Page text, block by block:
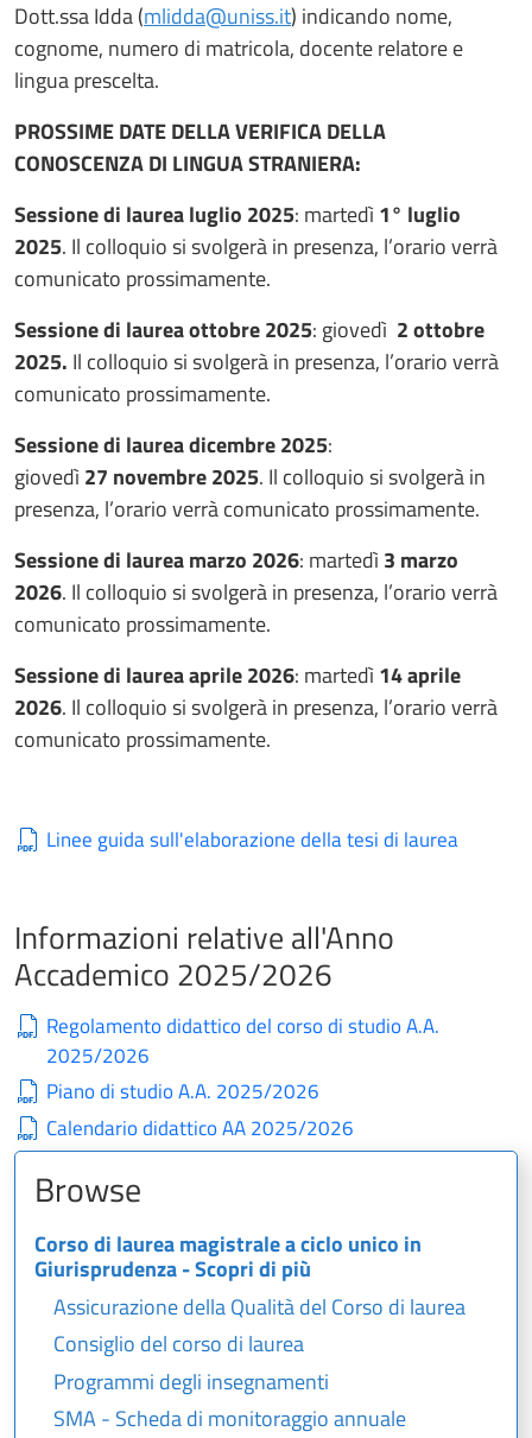
Dott.ssa Idda (mlidda@uniss.it) indicando nome,
cognome, numero di matricola, docente relatore e
lingua prescelta.
PROSSIME DATE DELLA VERIFICA DELLA
CONOSCENZA DI LINGUA STRANIERA:
Sessione di laurea luglio 2025: martedì 1° luglio
2025. Il colloquio si svolgerà in presenza, l’orario verrà
comunicato prossimamente.
Sessione di laurea ottobre 2025: giovedì 2 ottobre
2025. Il colloquio si svolgerà in presenza, l’orario verrà
comunicato prossimamente.
Sessione di laurea dicembre 2025:
giovedì 27 novembre 2025. Il colloquio si svolgerà in
presenza, l’orario verrà comunicato prossimamente.
Sessione di laurea marzo 2026: martedì 3 marzo
2026. Il colloquio si svolgerà in presenza, l’orario verrà
comunicato prossimamente.
Sessione di laurea aprile 2026: martedì 14 aprile
2026. Il colloquio si svolgerà in presenza, l’orario verrà
comunicato prossimamente.
Linee guida sull'elaborazione della tesi di laurea
Informazioni relative all'Anno
Accademico 2025/2026
Regolamento didattico del corso di studio A.A.
2025/2026
Piano di studio A.A. 2025/2026
Calendario didattico AA 2025/2026
Browse
Corso di laurea magistrale a ciclo unico in
Giurisprudenza - Scopri di più
Assicurazione della Qualità del Corso di laurea
Consiglio del corso di laurea
Programmi degli insegnamenti
SMA - Scheda di monitoraggio annuale